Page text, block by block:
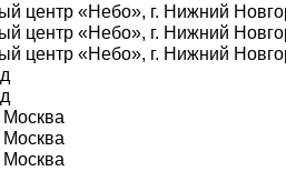
центр «Небо», г. Нижний
центр «Небо», г. Нижний
центр «Небо», г. Нижний